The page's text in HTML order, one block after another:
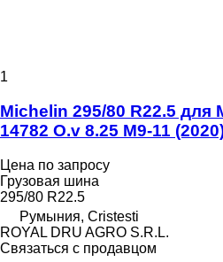
1
Michelin 295/80 R22.5 для
14782 O.v 8.25 M9-11
Цена по запросу
Грузовая шина
295/80 R22.5
Румыния, Cristesti
ROYAL DRU AGRO S.R.L.
Связаться с продавцом